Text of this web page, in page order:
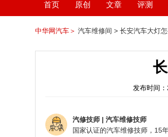
首页 原创 文章 评测
中华网汽车＞ 汽车维修间 > 长安汽车大灯
发布时间
汽修技师 | 汽车维修技师